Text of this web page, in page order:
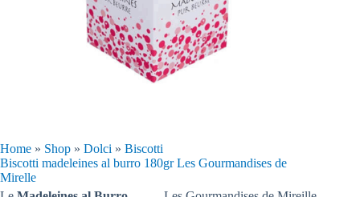
Home » Shop » Dolci » Biscotti
Biscotti madeleines al burro 180gr Les Gourmandises de
Mirelle